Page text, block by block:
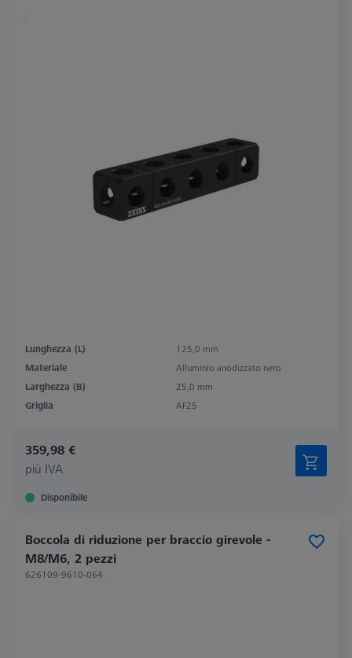
Lunghezza (L)
125,0 mm
Materiale
Alluminio anodizzato nero
Larghezza (B)
25,0 mm
Griglia
AF25
359,98 €
più IVA
Disponibile
Boccola di riduzione per braccio girevole -
M8/M6, 2 pezzi
626109-9610-064